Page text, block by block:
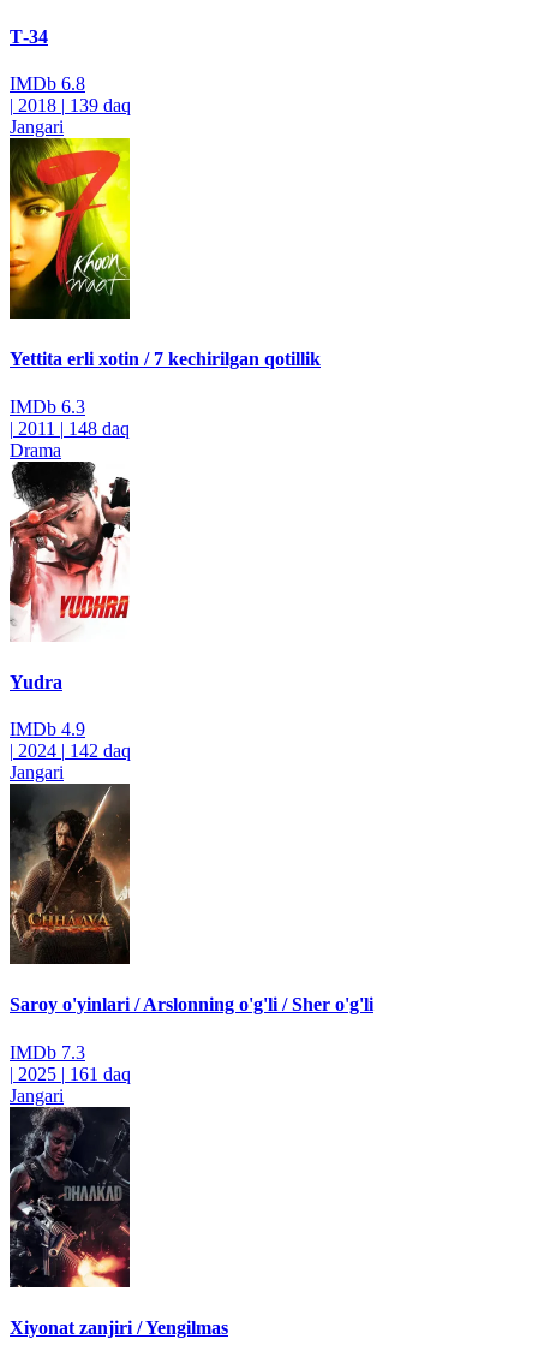
Т-34
IMDb 6.8
| 2018 | 139 daq
Jangari
Yettita erli xotin / 7 kechirilgan qotillik
IMDb 6.3
| 2011 | 148 daq
Drama
Yudra
IMDb 4.9
| 2024 | 142 daq
Jangari
Saroy o'yinlari / Arslonning o'g'li / Sher o'g'li
IMDb 7.3
| 2025 | 161 daq
Jangari
Xiyonat zanjiri / Yengilmas